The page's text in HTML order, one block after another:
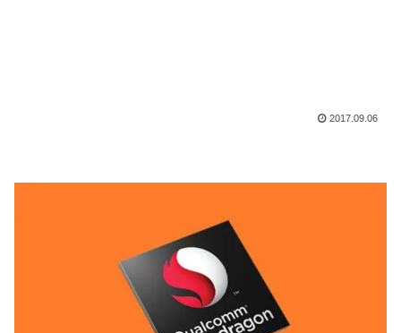
2017.09.06